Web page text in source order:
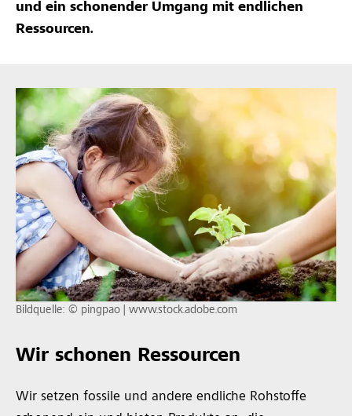
und ein schonender Umgang mit endlichen
Ressourcen.
Wir schonen Ressourcen
Wir setzen fossile und andere endliche Rohstoffe
Bildquelle: © pingpao | www.stock.adobe.com